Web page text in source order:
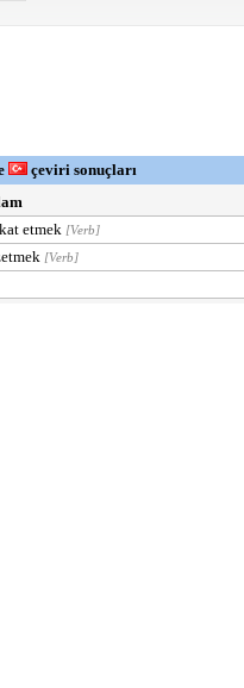
çeviri sonuçları
etmek [Verb]
[Verb]